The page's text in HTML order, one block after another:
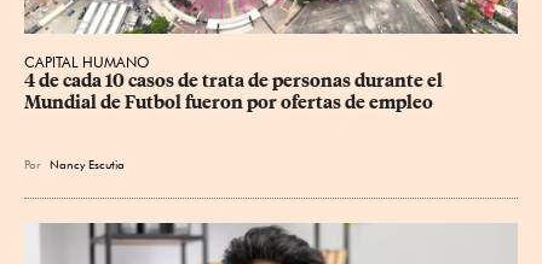
CAPITAL HUMANO
4 de cada 10 casos de trata de personas durante el
Mundial de Futbol fueron por ofertas de empleo
Por Nancy Escutia